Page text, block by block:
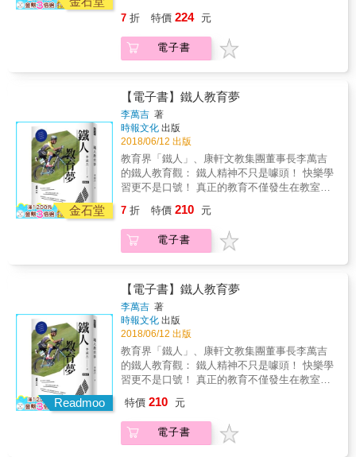
少有一個──用Urie Brofenbrenner的話來說
最重要的事。──Claire Robbs ，澳洲生命無障
礙組織執行長如果有興趣了解執行創傷知情照
顧的有效策略，本書為如何創造、維繫關懷社
級如何整合CARE原則。她凸顯專業工作者的重
要性，他們每天在孩子們生活中都產生深遠的
影響。這版本強調「將家庭納入其中」對於孩
子持續成長和發展的重要性。這本實務指南將
全球超過一百個組織的經驗融入其中，指引你
創傷知情照顧的旅程。」──Maria Cristalli，紐
約希爾賽（Hillside） 董事長兼執行長在已開發
和行為困擾青少年的服務。這不僅是提供他們
安全的空間，也幫助他們透過建立心理韌性來
克服挑戰。為了實現這個目標，我們有必要基
中很容易辨識出六個CARE原則，但很少見到將
它們完整融合其中的方案。「協同一致性」是
CARE模式的關鍵詞：孩子和專業實務之間的協
同一致性、服務的組織文化和孩子日常生活經
驗的協同一致性。有了CARE模式，專業工作者
因為知道自己正在做正確的事，得以面對服務
孩子的日常生活壓力。這不僅尊重孩子接受最
佳照顧的權利，也建立了信任，進而提供更正
向的專業工作經驗和團隊合作感。在以實證為
及組織帶來正向的效應。──Jorge F. Del
Valle，西班牙歐維艾多大學心理社會介入教
更進一步完善她先前的工作，強烈推薦閱
讀。」──Jack Phelan，加拿大麥克尤恩大學
兒童及少年照顧學院榮譽退休教授生命無障礙
肯定的說，執行CARE模式是一場馬拉松而非短
跑。閱讀最新版的《CARE》，看到來自全球為
孩子付出的許多冠軍們的集體智慧，讓我深受
啟發。我很欣慰如今CARE模式不斷擴展，涵括
至我們與家庭的合作、支持在安置照顧中的孩
子等重要工作，以及在組織不同層級實踐時的
有效方法。最新的版本將持續確保我們能為社
區中一些極為脆弱的人，產生最大的影響。與
康乃爾大學的合作關係是我擔任執行長期間的
的人，熱切且持續努力尋求協同一致性與改
變。我們都有責任確保每個孩子的生活中都至
少有一個──用Urie Brofenbrenner的話來說
──「為孩子瘋狂」的大人。無論何時，這都是
最重要的事。──Claire Robbs ，澳洲生命無障
礙組織執行長如果有興趣了解執行創傷知情照
顧的有效策略，本書為如何創造、維繫關懷社
群提供了洞見。瑪莎巧妙點出組織內部不同層
級如何整合CARE原則。她凸顯專業工作者的重
要性，他們每天在孩子們生活中都產生深遠的
影響。這版本強調「將家庭納入其中」對於孩
子持續成長和發展的重要性。這本實務指南將
全球超過一百個組織的經驗融入其中，指引你
創傷知情照顧的旅程。」──Maria Cristalli，紐
約希爾賽（Hillside） 董事長兼執行長在已開發
我之外，還有我們；也就是讓學生們從「我
（I）」到，「我們（WE）」，再到「小我
（i）」，以及養成謙虛與萬物為善的態度，和
培育能服務他人的能力。 本書以東海大學博雅
書院為例，闡述國內博雅教育的實際運作， 更
以十二名書院生的故事，說明博雅教育帶來的
真確影響──自主學習，獨立思考，做一個關心
與服務社會的公民，展現真正的博雅精神。
見孩子的無限潛能！ 本書自2013年首次出版
實踐（Do）與分享（Share）」四步驟，已默
默在教育現場掀起一股寧靜革命。歷經多年的
臺灣實踐經驗，這套讓孩子產生「我能感」的
教師、3600位孩子活用所學知識，用創意解決
了周遭超過800個問題，更引導孩子學習人生最
寶貴的課題：「不斷嘗試的自信心」。 在增訂
改版的【全球年會紀念版】中，作者新增3個河
濱學校的教育現場故事，臺灣推動DFC的成果
與現況外，也更新如何前往河濱學校取經、河
濱學校課程的最新資訊，並收錄河濱學校瑟吉
教育創新：給孩子「我做得到」的信心，讓孩
子擁有靠行動解決問題的能力；透過校園現場
觀察，提供印度河濱學校的教育理念與做法，
過程，發現如何改變過往習以為常的「不合腳
的教育」；透過不一樣的教育態度分享，並透
過本土工作者的實際推展經驗，讓他山之石能
更接本土地氣，。 & ✓校園出發的教育思考：
從最真實的校園現場出發，勾勒河濱學校如何
打破生活與學習的界線，從18個圖文並茂、敘
事輕鬆卻寓意深遠的故事中，收斂出7堂值得深
思的教育經驗，理解讓孩子從「Can I？」到「I
Can！」的創新思維。
實踐、分享為基底的教育創新！ 因為無意間聽
到一場吉蘭‧瑟吉（Kiran Bir Sethi）校長的八分
鐘TED演說， 臺灣DFC（Design for Change）
校， 不僅將「孩子行動，世界大不同」的
Design for Change理念帶回臺灣， 更促成了
DFC全球年會在臺灣盛大舉辦！ 在這所讓知名
印度電影《三個傻瓜》幕後團隊驚豔、 也吸引
了美國哈佛大學多元智能之父親臨拜訪的學
校， 無論是「化知道為做到」、「每個人是老
師也是學生」， 還是「用親身實踐提升同理
心」、「擺脫不合腳教育」的校園日常風景，
透過7堂課共18個故事，帶你突破教育框架，看
後，DFC的「感受（Feel）、想像（Image）、
實踐（Do）與分享（Share）」四步驟，已默
默在教育現場掀起一股寧靜革命。歷經多年的
臺灣實踐經驗，這套讓孩子產生「我能感」的
「FIDS方程式」，不僅讓全臺累計超過300位
教師、3600位孩子活用所學知識，用創意解決
了周遭超過800個問題，更引導孩子學習人生最
寶貴的課題：「不斷嘗試的自信心」。 在增訂
改版的【全球年會紀念版】中，作者新增3個河
濱學校的教育現場故事，臺灣推動DFC的成果
與現況外，也更新如何前往河濱學校取經、河
濱學校課程的最新資訊，並收錄河濱學校瑟吉
校長的最新訪談。 本書特色 & ✓✓借鏡國際的
教育創新：給孩子「我做得到」的信心，讓孩
子擁有靠行動解決問題的能力；透過校園現場
7 折 特價 224 元
電子書
金石堂
【電子書】鐵人教育夢
李萬吉 著
時報文化 出版
2018/06/12 出版
教育界「鐵人」、康軒文教集團董事長李萬吉
的鐵人教育觀： 鐵人精神不只是噱頭！ 快樂學
習更不是口號！ 真正的教育不僅發生在教室
育夢》是人稱教育界「鐵人」、康軒文教集團
董事長李萬吉的第一本專欄集結！ 本書精選、
收錄李萬吉先生近年來針對教育和時事等相關
由李萬吉先生親筆撰寫，從升學、教育、運
動、日常生活到人生哲理，與讀者分享他從事
教育工作這麼多年來的所得所思所盼。李董事
長熱愛運動，投入馬拉松和三項鐵人運動多
年，在書中也將他個人從事這些運動所獲得的
體悟融入到教育工作中，以淺顯親切的文字，
談論深刻豐富的「鐵人」教育之道，傳授給讀
者其獨一無二的「鐵人」教育理念和生活哲
學！ 本書就像是作者在經營教育事業多年和投
含他對教育和運動的熱情，而書中內容就像他
在走入耳順之際對教育現場和人生經歷的反
7 折 特價 210 元
電子書
Readmoo
【電子書】鐵人教育夢
李萬吉 著
時報文化 出版
2018/06/12 出版
教育界「鐵人」、康軒文教集團董事長李萬吉
的鐵人教育觀： 鐵人精神不只是噱頭！ 快樂學
習更不是口號！ 真正的教育不僅發生在教室
育夢》是人稱教育界「鐵人」、康軒文教集團
董事長李萬吉的第一本專欄集結！ 本書精選、
收錄李萬吉先生近年來針對教育和時事等相關
特價 210 元
電子書